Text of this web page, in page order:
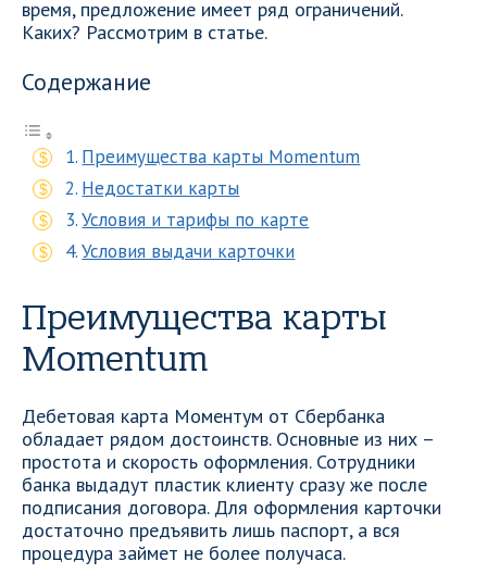
время, предложение имеет ряд ограничений.
Каких? Рассмотрим в статье.
Содержание
Преимущества карты Momentum
Недостатки карты
Условия и тарифы по карте
Условия выдачи карточки
Преимущества карты
Momentum
Дебетовая карта Моментум от Сбербанка
обладает рядом достоинств. Основные из них –
простота и скорость оформления. Сотрудники
банка выдадут пластик клиенту сразу же после
подписания договора. Для оформления карточки
достаточно предъявить лишь паспорт, а вся
процедура займет не более получаса.